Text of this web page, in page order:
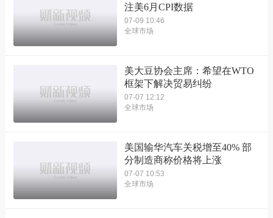
注美6月CPI数据
07-09 10:46
全球市场
美大豆协会主席：希望在WTO
框架下解决贸易纠纷
07-07 12:12
全球市场
美国输华汽车关税增至40% 部
分制造商称价格将上涨
07-07 10:53
全球市场